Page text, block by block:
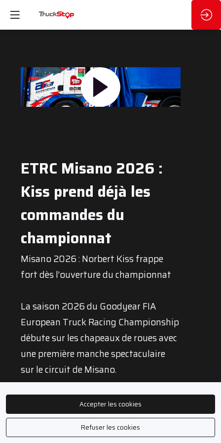
ETRC Misano 2026 :
Kiss prend déjà les
commandes du
championnat
Misano 2026 : Norbert Kiss frappe
fort dès l’ouverture du championnat
La saison 2026 du Goodyear FIA
European Truck Racing Championship
débute sur les chapeaux de roues avec
une première manche spectaculaire
sur le circuit de Misano.
Auteur de trois victoires en quatre
courses, d’une pole position et du tout
premier Goodyear Wingfoot Award de
Accepter les cookies
Refuser les cookies